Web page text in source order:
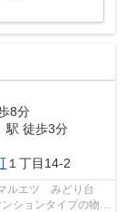
8分
駅 徒歩3分
１丁目14-2
ルエツ みどり台
ションタイプの物件